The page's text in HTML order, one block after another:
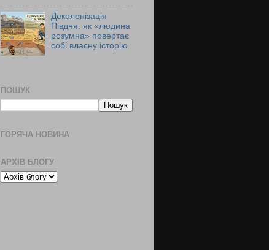
Деколонізація
Півдня: як «людина
розумна» повертає
собі власну історію
ПОШУК
ГОРЯЧА НОВИНА
АРХІВ БЛОГУ